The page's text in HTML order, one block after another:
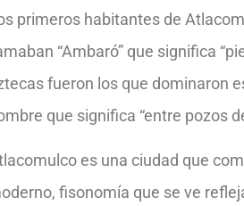
primeros habitantes de
“Ambaró” que significa
fueron los que dominaron
que significa “entre pozos
es una ciudad que
fisonomía que se ve